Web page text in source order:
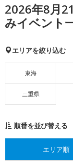
2026年8月
みイベント
エリアを絞り込む
東海
三重県
順番を並び替える
エリア順